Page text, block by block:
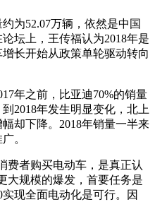
为52.07万辆，依然是中国
坛上，王传福认为2018年是
长开始从政策单轮驱动转向
年之前，比亚迪70%的销量
2018年发生明显变化，北上
却下降。2018年销量一半来
。
费者购买电动车，是真正认
大规模的爆发，首要任务是
现全面电动化是可行。因